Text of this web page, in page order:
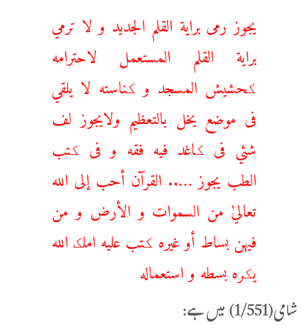
يجوز رمى براية القلم الجديد و لا ترمي
براية القلم المستعمل لاحترامه
کحشيش المسجد و کناسته لا يلقي
فى موضع يخل بالتعظيم ولايجوز لف
شئي فى کاغد فيه فقه و فى کتب
الطب يجوز ….. القرآن أحب إلى الله
تعاليٰ من السموات و الأرض و من
فيهن بساط أو غيره کتب عليه املک الله
يکره بسطه و استعماله
شامی(1/551) میں ہے: